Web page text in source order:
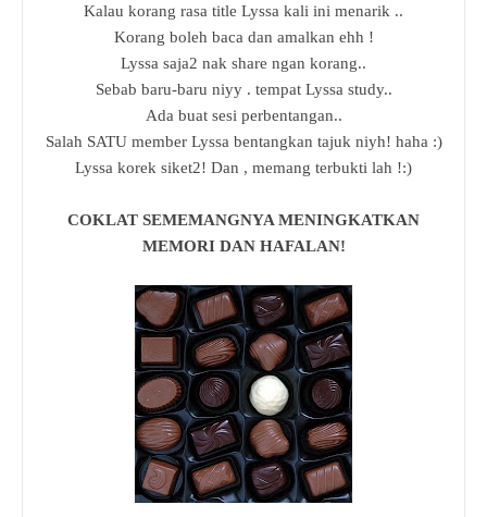
Kalau korang rasa title Lyssa kali ini menarik ..
Korang boleh baca dan amalkan ehh !
Lyssa saja2 nak share ngan korang..
Sebab baru-baru niyy . tempat Lyssa study..
Ada buat sesi perbentangan..
Salah SATU member Lyssa bentangkan tajuk niyh! haha :)
Lyssa korek siket2! Dan , memang terbukti lah !:)
COKLAT SEMEMANGNYA MENINGKATKAN
MEMORI DAN HAFALAN!